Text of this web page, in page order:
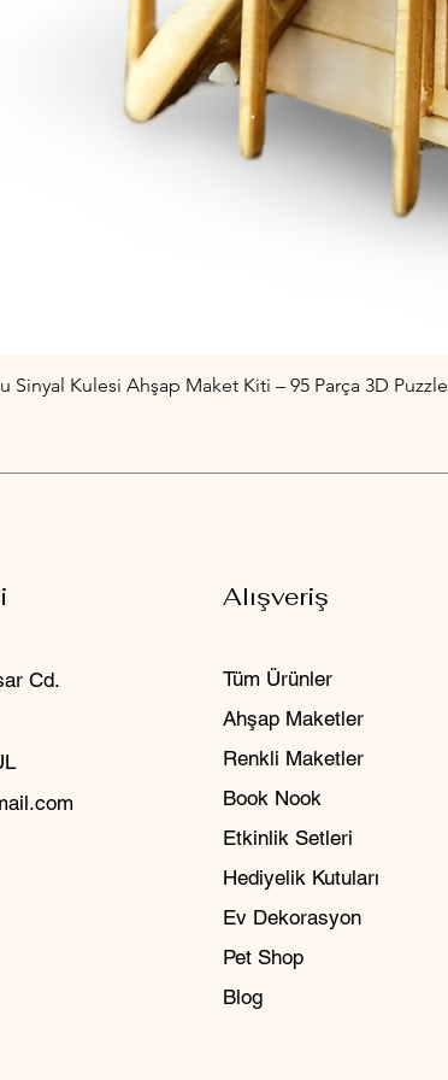
Sinyal Kulesi Ahşap Maket Kiti – 95 Parça 3D Puzzle
Cd.
Alışveriş
Tüm Ürünler
Ahşap Maketler
Renkli Maketler
Book Nook
Etkinlik Setleri
Hediyelik Kutuları
Ev Dekorasyon
Pet Shop
Blog